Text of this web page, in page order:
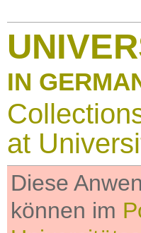
IN
at
Diese
können im